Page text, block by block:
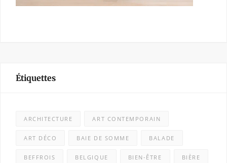
Étiquettes
ARCHITECTURE ART CONTEMPORAIN
ART DÉCO BAIE DE SOMME BALADE
BEFFROIS BELGIQUE BIEN-ÊTRE BIÈRE